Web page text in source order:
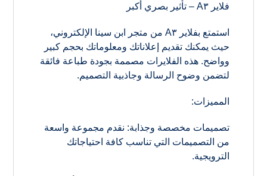
فلاير A٣ – تأثير بصري أكبر
استمتع بفلاير A٣ من متجر ابن سينا الإلكتروني،
حيث يمكنك تقديم إعلاناتك ومعلوماتك بحجم كبير
وواضح. هذه الفلايرات مصممة بجودة طباعة فائقة
لتضمن وضوح الرسالة وجاذبية التصميم.
المميزات:
تصميمات مخصصة وجذابة: نقدم مجموعة واسعة
من التصميمات التي تناسب كافة احتياجاتك
الترويجية.